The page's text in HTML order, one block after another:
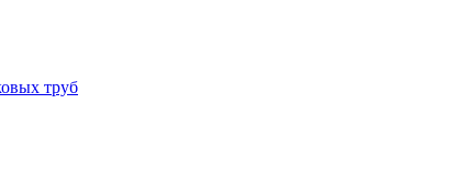
труб